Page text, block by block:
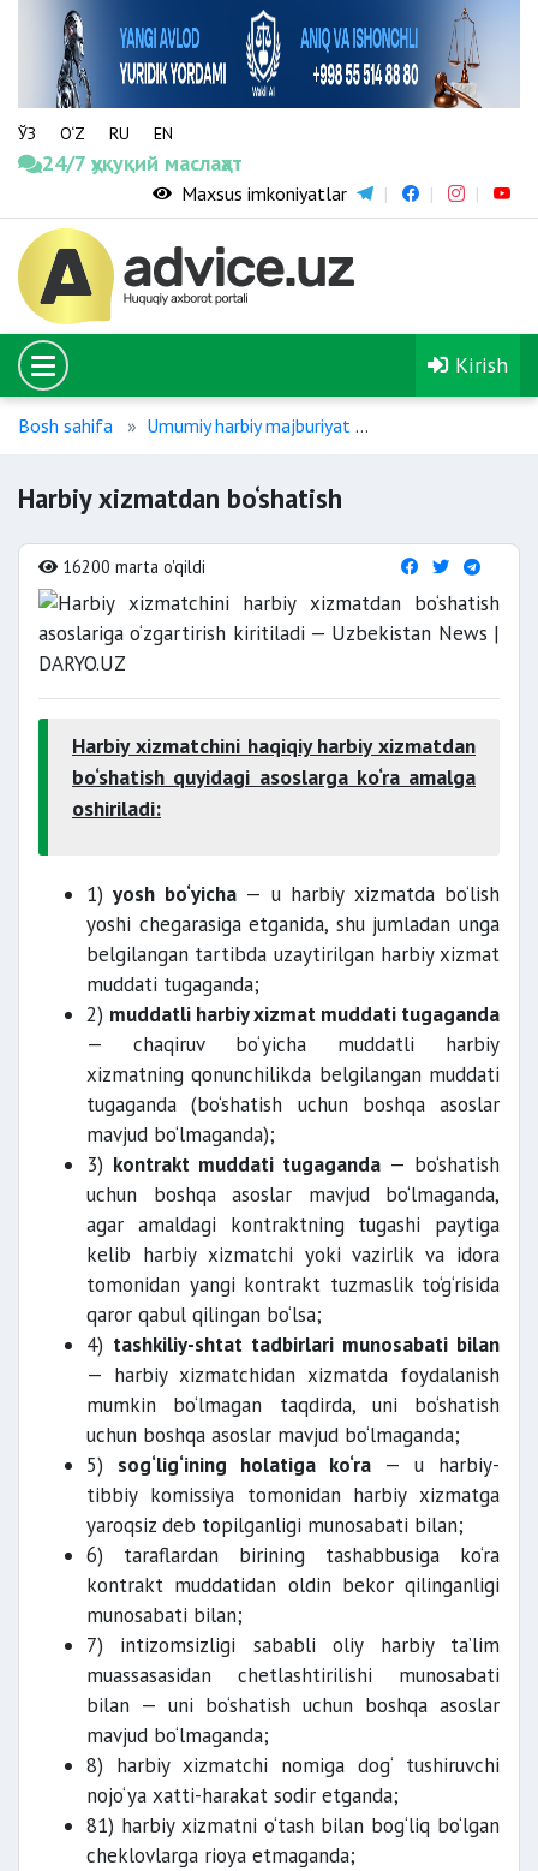
ЎЗ O‘Z RU EN
24/7 ҳуқуқий маслаҳат
Maxsus imkoniyatlar
Kirish
Bosh sahifa Umumiy harbiy majburiyat
Harbiy xizmatdan bo‘shatish
16200 marta o'qildi
Harbiy xizmatchini haqiqiy harbiy xizmatdan
bo‘shatish quyidagi asoslarga ko‘ra amalga
oshiriladi:
1)yosh bo‘yicha— u harbiy xizmatda bo‘lish
yoshi chegarasiga etganida, shu jumladan unga
belgilangan tartibda uzaytirilgan harbiy xizmat
muddati tugaganda;
2) muddatli harbiy xizmat muddati tugaganda
— chaqiruv bo‘yicha muddatli harbiy
xizmatning qonunchilikda belgilangan muddati
tugaganda (bo‘shatish uchun boshqa asoslar
mavjud bo‘lmaganda);
3) kontrakt muddati tugaganda — bo‘shatish
uchun boshqa asoslar mavjud bo‘lmaganda,
agar amaldagi kontraktning tugashi paytiga
kelib harbiy xizmatchi yoki vazirlik va idora
tomonidan yangi kontrakt tuzmaslik to‘g‘risida
qaror qabul qilingan bo‘lsa;
4) tashkiliy-shtat tadbirlari munosabati bilan
— harbiy xizmatchidan xizmatda foydalanish
mumkin bo‘lmagan taqdirda, uni bo‘shatish
uchun boshqa asoslar mavjud bo‘lmaganda;
5) sog‘lig‘ining holatiga ko‘ra — u harbiy-
tibbiy komissiya tomonidan harbiy xizmatga
yaroqsiz deb topilganligi munosabati bilan;
6) taraflardan birining tashabbusiga ko‘ra
kontrakt muddatidan oldin bekor qilinganligi
munosabati bilan;
7) intizomsizligi sababli oliy harbiy ta’lim
muassasasidan chetlashtirilishi munosabati
bilan — uni bo‘shatish uchun boshqa asoslar
mavjud bo‘lmaganda;
8) harbiy xizmatchi nomiga dog‘ tushiruvchi
nojo‘ya xatti-harakat sodir etganda;
81) harbiy xizmatni o‘tash bilan bog‘liq bo‘lgan
cheklovlarga rioya etmaganda;